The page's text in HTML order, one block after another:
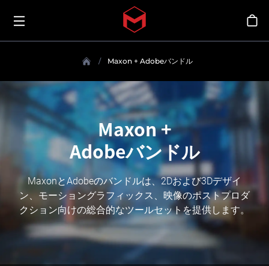
Skip to main content
Toggle menu
シ
Maxon + Adobeバンドル
Maxon +
Adobeバンドル
MaxonとAdobeのバンドルは、2Dおよび3Dデザイ
ン、モーショングラフィックス、映像のポストプロダ
クション向けの総合的なツールセットを提供します。